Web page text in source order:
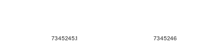
7345245.1 7345246